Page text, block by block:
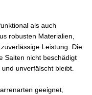
als auch
robusten Materialien,
Leistung. Die
Saiten nicht beschädigt
unverfälscht bleibt.
geeignet,